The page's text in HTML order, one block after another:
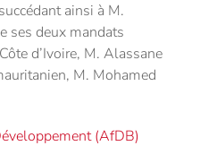
ainsi à M.
ses deux mandats
d’Ivoire, M. Alassane
M. Mohamed
(AfDB)